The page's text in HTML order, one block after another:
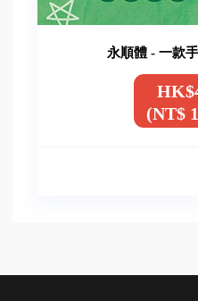
永順體 - 一款
(NT$